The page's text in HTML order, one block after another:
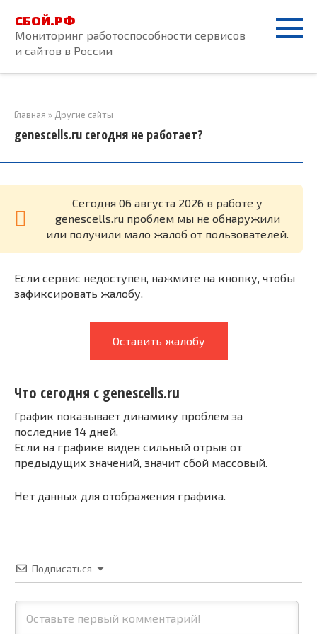
контенту
СБОЙ.РФ
Мониторинг работоспособности сервисов
и сайтов в России
Главная » Другие сайты
genescells.ru сегодня не работает?
Cегодня 06 августа 2026 в работе у
genescells.ru проблем мы не обнаружили
или получили мало жалоб от пользователей.
Если сервис недоступен, нажмите на кнопку, чтобы
зафиксировать жалобу.
Оставить жалобу
Что сегодня с genescells.ru
График показывает динамику проблем за
последние 14 дней.
Если на графике виден сильный отрыв от
предыдущих значений, значит сбой массовый.
Нет данных для отображения графика.
Подписаться